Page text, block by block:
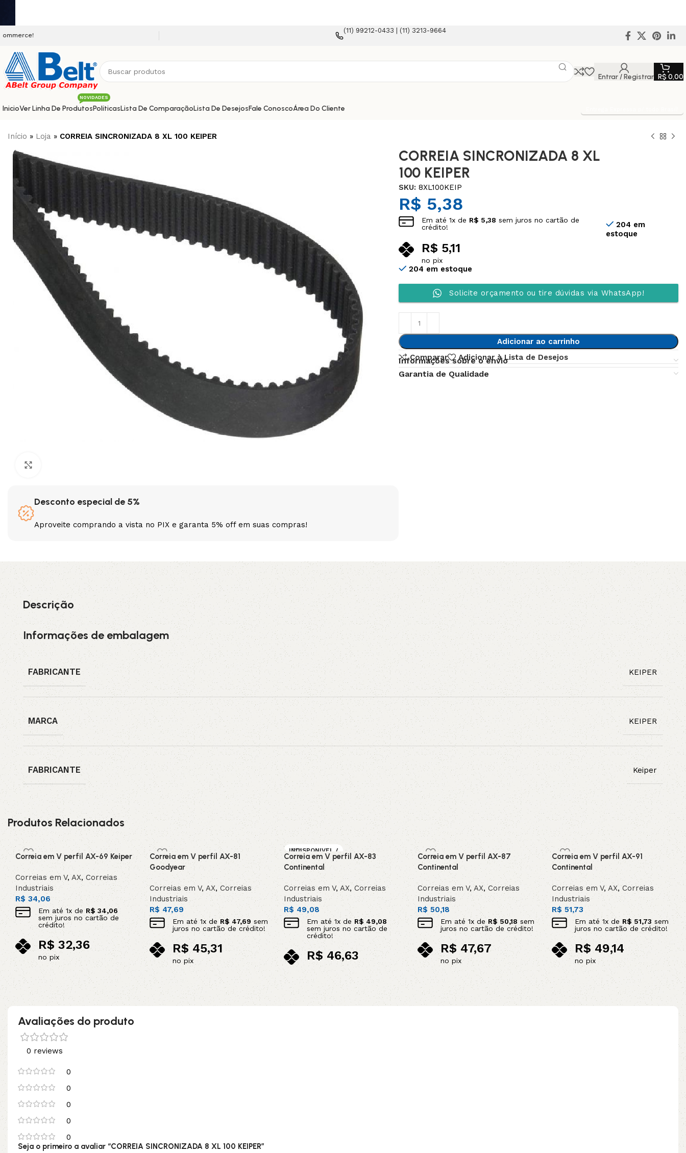
(11) 99212-0433 | (11) 3213-9664
Entrar / Registrar R$ 0,00
InicioVer Linha De Produtos
NOVIDADES
A
PL SPA SPB SPC SPZ
XPA XPB XPZ ZX
PolíticasLista De ComparaçãoLista De DesejosFale ConoscoÁrea Do Cliente
Início » Loja » CORREIA SINCRONIZADA 8 XL 100 KEIPER
Desconto especial de 5%
Aproveite comprando a vista no PIX e garanta 5% off em suas compras!
CORREIA SINCRONIZADA 8 XL
100 KEIPER
SKU:8XL100KEIP
R$ 5,38
Em até1x de R$ 5,38 sem juros no cartão de
crédito!
R$ 5,11
no pix
204 em
estoque
204 em estoque
Solicite orçamento ou tire dúvidas via WhatsApp!
Adicionar ao carrinho
Comparar
Adicionar à Lista de Desejos
Informações sobre o envio
Garantia de Qualidade
Descrição
Informações de embalagem
FABRICANTE KEIPER
MARCA KEIPER
FABRICANTE Keiper
Produtos Relacionados
Correia em V perfil AX-69 Keiper
Correias em V,AX,Correias
Industriais
R$ 34,06
Em até 1x deR$34,06
sem juros no cartão de
crédito!
R$ 32,36
no pix
Adicionar ao carrinho
Correia em V perfil AX-81
Goodyear
Correias em V, AX, Correias
Industriais
R$ 47,69
Em até1x de R$ 47,69 sem
juros no cartão de crédito!
R$45,31
no pix
Adicionar ao carrinho
INDISPONIVEL /
SOB ENCOMEN
DA
Correia em V perfil AX-83
Continental
Correias em V, AX,Correias
Industriais
R$ 49,08
Em até1x de R$ 49,08
sem juros no cartão de
crédito!
R$46,63
no pix
Leia mais
Correia em V perfil AX-87
Continental
Correias em V,AX,Correias
Industriais
R$ 50,18
Em até1x deR$ 50,18sem
juros no cartão de crédito!
R$47,67
no pix
Adicionar ao carrinho
Correia em V perfil AX-91
Continental
Correias em V,AX,Correias
Industriais
R$ 51,73
Em até1x de R$ 51,73 sem
juros no cartão de crédito!
R$49,14
no pix
Adicionar ao carrinho
Avaliações do produto
0 reviews
0
0
0
0
0
Seja o primeiro a avaliar “CORREIA SINCRONIZADA 8 XL 100 KEIPER”